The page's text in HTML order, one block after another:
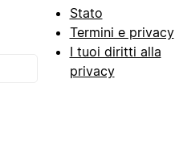
Stato
Termini e privacy
I tuoi diritti alla
privacy